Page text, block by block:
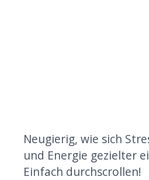
Neugierig, wie sich
und Energie gezielter
Einfach durchscrollen!